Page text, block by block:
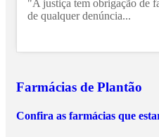
"A justiça tem obrigação de
de qualquer denúncia...
Farmácias de Plantão
Confira as farmácias que